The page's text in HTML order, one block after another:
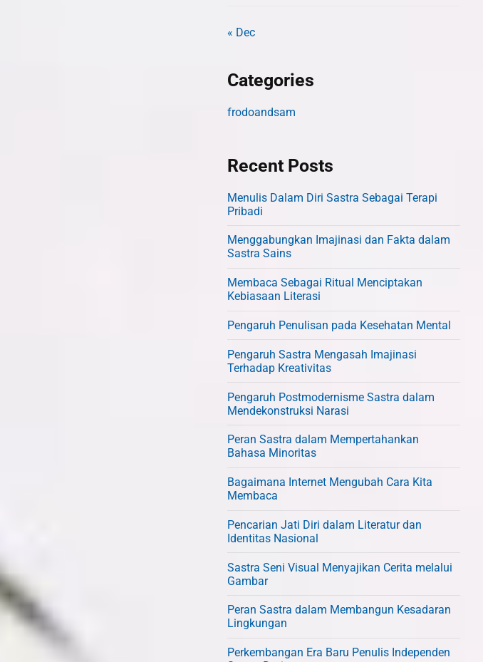
« Dec
Categories
frodoandsam
Recent Posts
Menulis Dalam Diri Sastra Sebagai Terapi
Pribadi
Menggabungkan Imajinasi dan Fakta dalam
Sastra Sains
Membaca Sebagai Ritual Menciptakan
Kebiasaan Literasi
Pengaruh Penulisan pada Kesehatan Mental
Pengaruh Sastra Mengasah Imajinasi
Terhadap Kreativitas
Pengaruh Postmodernisme Sastra dalam
Mendekonstruksi Narasi
Peran Sastra dalam Mempertahankan
Bahasa Minoritas
Bagaimana Internet Mengubah Cara Kita
Membaca
Pencarian Jati Diri dalam Literatur dan
Identitas Nasional
Sastra Seni Visual Menyajikan Cerita melalui
Gambar
Peran Sastra dalam Membangun Kesadaran
Lingkungan
Perkembangan Era Baru Penulis Independen